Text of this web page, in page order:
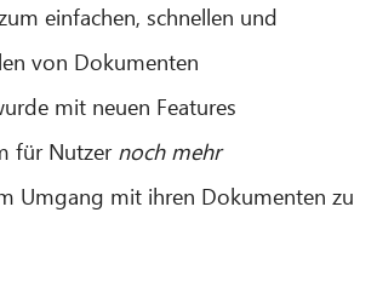
einfachen, schnellen und
von Dokumenten
mit neuen Features
für Nutzer noch mehr
Umgang mit ihren Dokumenten zu